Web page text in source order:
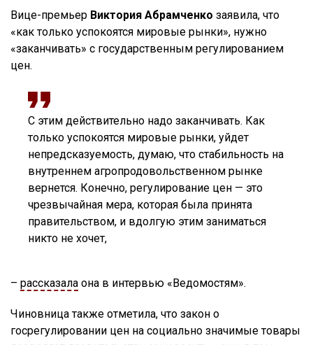
Вице-премьер Виктория Абрамченко заявила, что
«как только успокоятся мировые рынки», нужно
«заканчивать» с государственным регулированием
цен.
С этим действительно надо заканчивать. Как
только успокоятся мировые рынки, уйдет
непредсказуемость, думаю, что стабильность на
внутреннем агропродовольственном рынке
вернется. Конечно, регулирование цен — это
чрезвычайная мера, которая была принята
правительством, и вдолгую этим заниматься
никто не хочет,
– рассказала она в интервью «Ведомостям».
Чиновница также отметила, что закон о
госрегулировании цен на социально значимые товары